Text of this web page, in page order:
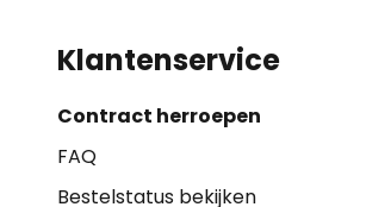
Klantenservice
Contract herroepen
FAQ
Bestelstatus bekijken